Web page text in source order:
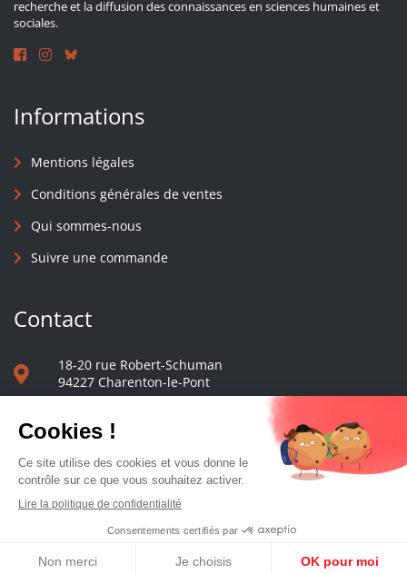
recherche et la diffusion des connaissances en sciences humaines et
sociales.
Informations
Mentions légales
Conditions générales de ventes
Qui sommes-nous
Suivre une commande
Contact
18-20 rue Robert-Schuman
94227 Charenton-le-Pont